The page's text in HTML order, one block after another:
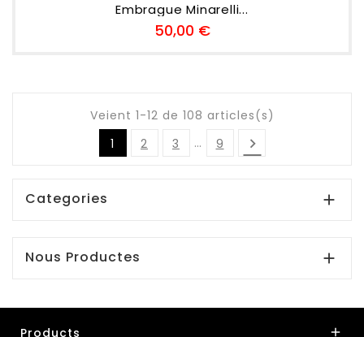
Embrague Minarelli...
50,00 €Preu
Veient 1-12 de 108 articles(s)
1
2 3 … 9 
Categories 
Nous Productes 
Products 